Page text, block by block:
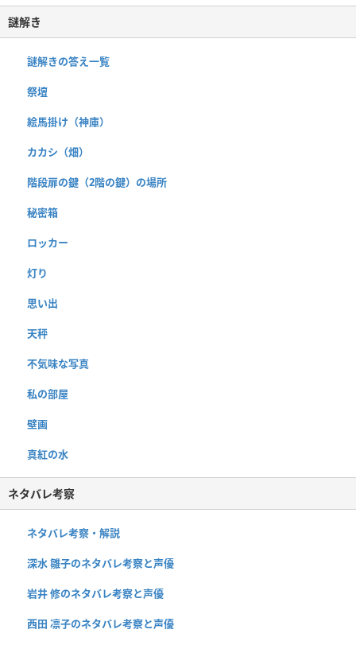
謎解き
謎解きの答え一覧
祭壇
絵馬掛け（神庫）
カカシ（畑）
階段扉の鍵（2階の鍵）の場所
秘密箱
ロッカー
灯り
思い出
天秤
不気味な写真
私の部屋
壁画
真紅の水
ネタバレ考察
ネタバレ考察・解説
深水 雛子のネタバレ考察と声優
岩井 修のネタバレ考察と声優
西田 凛子のネタバレ考察と声優